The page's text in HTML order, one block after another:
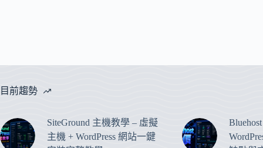
目前趨勢
SiteGround 主機教學 – 虛擬
主機 + WordPress 網站一鍵